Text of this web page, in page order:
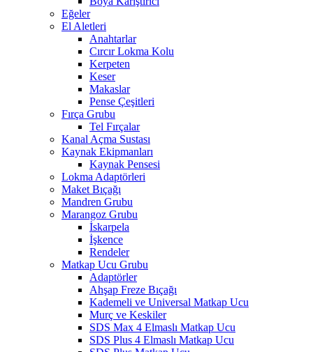
Eğeler
El Aletleri
Anahtarlar
Cırcır Lokma Kolu
Kerpeten
Keser
Makaslar
Pense Çeşitleri
Fırça Grubu
Tel Fırçalar
Kanal Açma Sustası
Kaynak Ekipmanları
Kaynak Pensesi
Lokma Adaptörleri
Maket Bıçağı
Mandren Grubu
Marangoz Grubu
İskarpela
İşkence
Rendeler
Matkap Ucu Grubu
Adaptörler
Ahşap Freze Bıçağı
Kademeli ve Universal Matkap Ucu
Murç ve Keskiler
SDS Max 4 Elmaslı Matkap Ucu
SDS Plus 4 Elmaslı Matkap Ucu